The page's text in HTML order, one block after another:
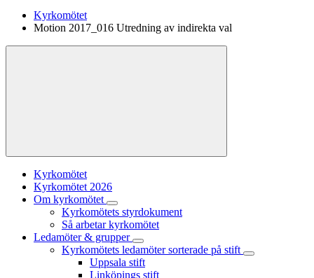
Kyrkomötet
Motion 2017_016 Utredning av indirekta val
Kyrkomötet
Kyrkomötet 2026
Om kyrkomötet
Kyrkomötets styrdokument
Så arbetar kyrkomötet
Ledamöter & grupper
Kyrkomötets ledamöter sorterade på stift
Uppsala stift
Linköpings stift